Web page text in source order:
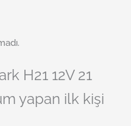
H21 12V 21
yapan ilk kişi